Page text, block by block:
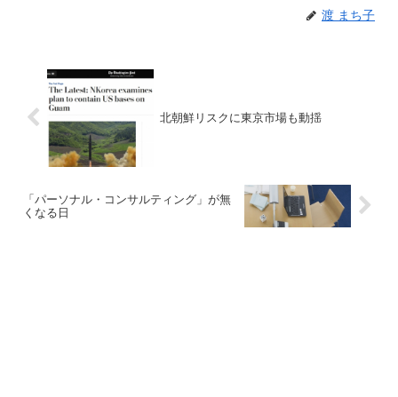
渡 まち子
北朝鮮リスクに東京市場も動揺
「パーソナル・コンサルティング」が無
くなる日